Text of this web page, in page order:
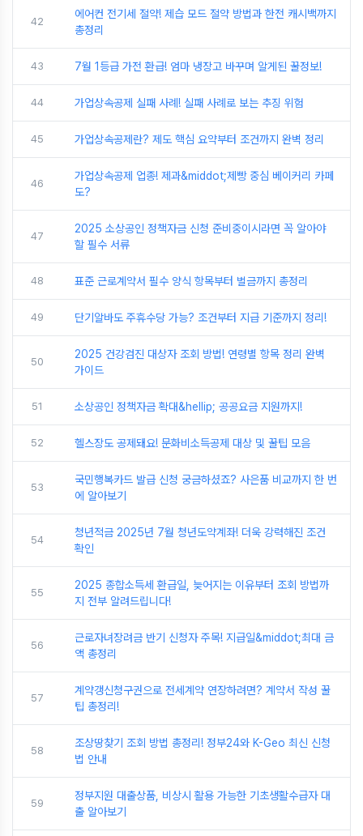
42
에어컨 전기세 절약! 제습 모드 절약 방법과 한전 캐시백까지
총정리
43 7월 1등급 가전 환급! 엄마 냉장고 바꾸며 알게된 꿀정보!
44 가업상속공제 실패 사례! 실패 사례로 보는 추징 위험
45 가업상속공제란? 제도 핵심 요약부터 조건까지 완벽 정리
46
가업상속공제 업종! 제과&middot;제빵 중심 베이커리 카페
도?
47
2025 소상공인 정책자금 신청 준비중이시라면 꼭 알아야
할 필수 서류
48 표준 근로계약서 필수 양식 항목부터 벌금까지 총정리
49 단기알바도 주휴수당 가능? 조건부터 지급 기준까지 정리!
50
2025 건강검진 대상자 조회 방법! 연령별 항목 정리 완벽
가이드
51 소상공인 정책자금 확대&hellip; 공공요금 지원까지!
52 헬스장도 공제돼요! 문화비소득공제 대상 및 꿀팁 모음
53
국민행복카드 발급 신청 궁금하셨죠? 사은품 비교까지 한 번
에 알아보기
54
청년적금 2025년 7월 청년도약계좌! 더욱 강력해진 조건
확인
55
2025 종합소득세 환급일, 늦어지는 이유부터 조회 방법까
지 전부 알려드립니다!
56
근로자녀장려금 반기 신청자 주목! 지급일&middot;최대 금
액 총정리
57
계약갱신청구권으로 전세계약 연장하려면? 계약서 작성 꿀
팁 총정리!
58
조상땅찾기 조회 방법 총정리! 정부24와 K-Geo 최신 신청
법 안내
59
정부지원 대출상품, 비상시 활용 가능한 기초생활수급자 대
출 알아보기